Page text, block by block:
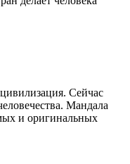
Сейчас
Мандала
и оригинальных